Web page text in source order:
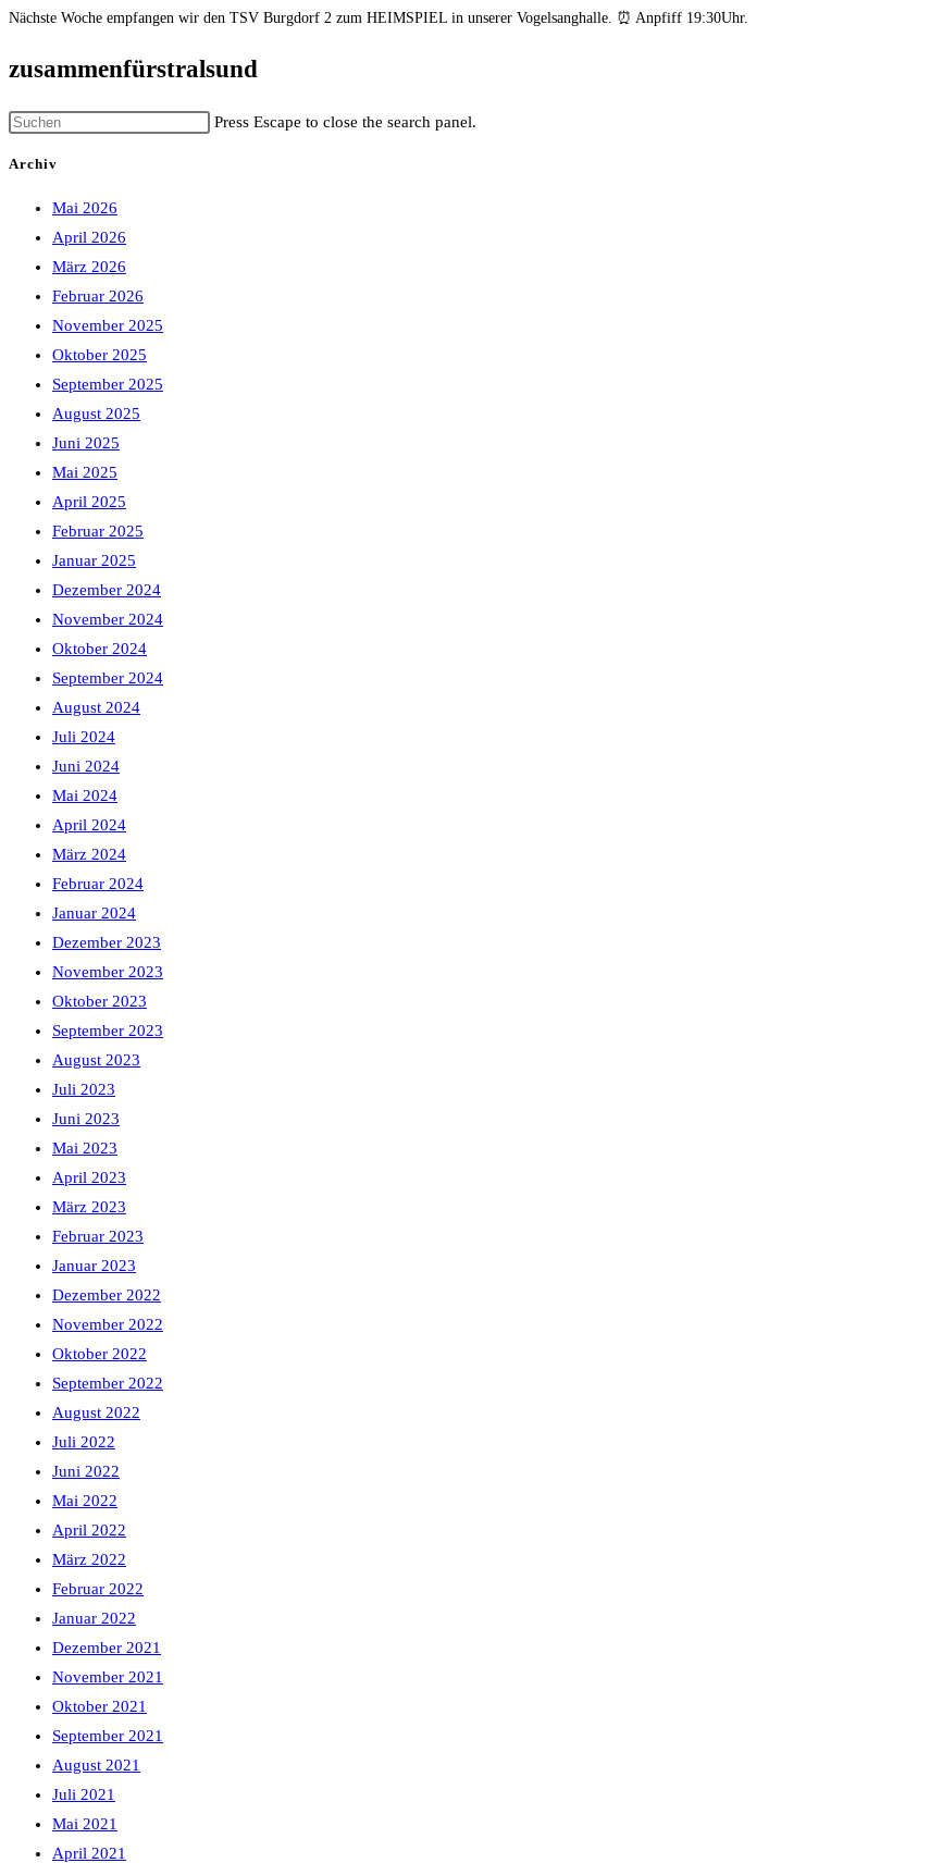
Nächste Woche empfangen wir den TSV Burgdorf 2 zum HEIMSPIEL in unserer Vogelsanghalle. ⏰ Anpfiff 19:30Uhr.
zusammenfürstralsund
Press Escape to close the search panel.
Archiv
Mai 2026
April 2026
März 2026
Februar 2026
November 2025
Oktober 2025
September 2025
August 2025
Juni 2025
Mai 2025
April 2025
Februar 2025
Januar 2025
Dezember 2024
November 2024
Oktober 2024
September 2024
August 2024
Juli 2024
Juni 2024
Mai 2024
April 2024
März 2024
Februar 2024
Januar 2024
Dezember 2023
November 2023
Oktober 2023
September 2023
August 2023
Juli 2023
Juni 2023
Mai 2023
April 2023
März 2023
Februar 2023
Januar 2023
Dezember 2022
November 2022
Oktober 2022
September 2022
August 2022
Juli 2022
Juni 2022
Mai 2022
April 2022
März 2022
Februar 2022
Januar 2022
Dezember 2021
November 2021
Oktober 2021
September 2021
August 2021
Juli 2021
Mai 2021
April 2021